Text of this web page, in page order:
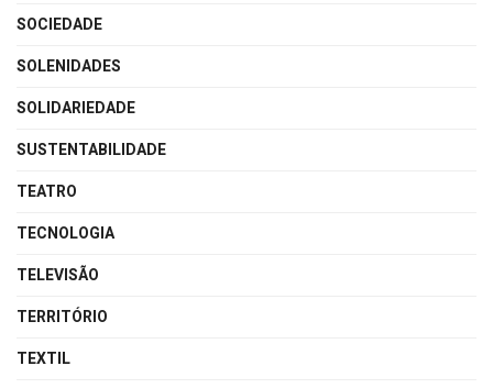
SOCIEDADE
SOLENIDADES
SOLIDARIEDADE
SUSTENTABILIDADE
TEATRO
TECNOLOGIA
TELEVISÃO
TERRITÓRIO
TEXTIL